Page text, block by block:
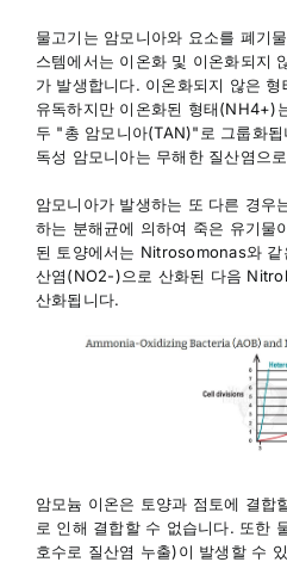
물고기는 암모니아와 요소를 폐기
스템에서는 이온화 및 이온화되지
가 발생합니다. 이온화되지 않은
유독하지만 이온화된 형태(NH4+)
두 "총 암모니아(TAN)"로 그룹화
독성 암모니아는 무해한 질산염으
암모니아가 발생하는 또 다른 경우
하는 분해균에 의하여 죽은 유기물
된 토양에서는 Nitrosomonas와 같
산염(NO2-)으로 산화된 다음
산화됩니다.
암모늄 이온은 토양과 점토에 결합
로 인해 결합할 수 없습니다. 또한
호수로 질산염 누출)이 발생할 수